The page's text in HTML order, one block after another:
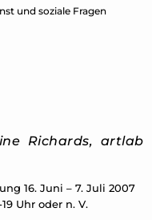
und soziale Fragen
Richards, artlab
16. Juni – 7. Juli 2007
Uhr oder n. V.